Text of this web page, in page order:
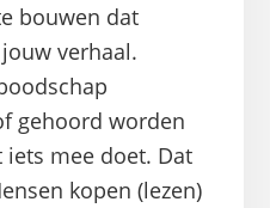
bouwen dat
verhaal.
gehoord worden
mee doet. Dat
kopen (lezen)